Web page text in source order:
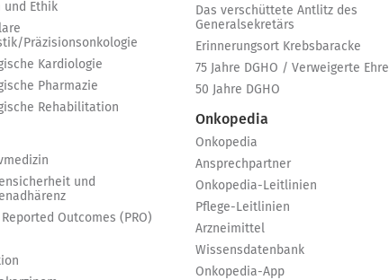
und Ethik
Präzisionsonkologie
Kardiologie
Pharmazie
Rehabilitation
und
Outcomes (PRO)
Das verschüttete Antlitz des
Generalsekretärs
Erinnerungsort Krebsbaracke
75 Jahre DGHO / Verweigerte Ehre
50 Jahre DGHO
Onkopedia
Onkopedia
Ansprechpartner
Onkopedia-Leitlinien
Pflege-Leitlinien
Arzneimittel
Wissensdatenbank
Onkopedia-App